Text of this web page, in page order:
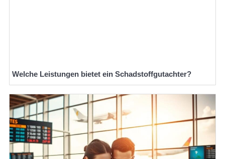
Welche Leistungen bietet ein Schadstoffgutachter?